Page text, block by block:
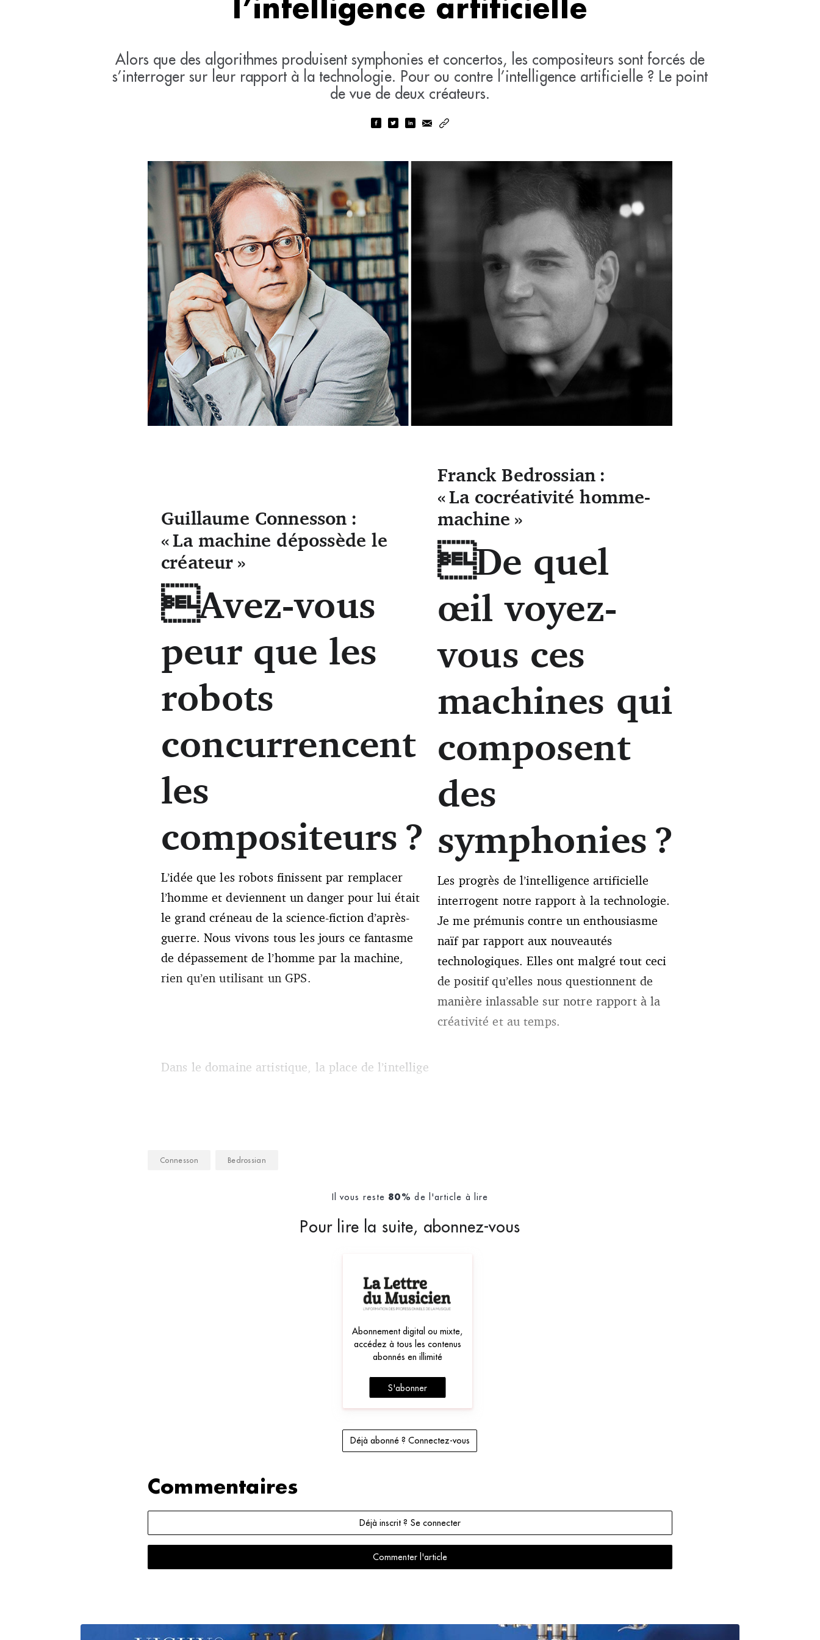
l’intelligence artificielle
Alors que des algorithmes produisent symphonies et concertos, les compositeurs sont forcés de
s’interroger sur leur rapport à la technologie. Pour ou contre l’intelligence artificielle ? Le point
de vue de deux créateurs.
Guillaume Connesson :
« La machine dépossède le
créateur »
Avez-vous
peur que les
robots
concurrencent
les
compositeurs ?
L’idée que les robots finissent par remplacer
l’homme et deviennent un danger pour lui était
le grand créneau de la science-fiction d’après-
guerre. Nous vivons tous les jours ce fantasme
de dépassement de l’homme par la machine,
rien qu’en utilisant un GPS.
Franck Bedrossian :
« La cocréativité homme-
machine »
De quel
œil voyez-
vous ces
machines qui
composent
des
symphonies ?
Les progrès de l’intelligence artificielle
interrogent notre rapport à la technologie.
Je me prémunis contre un enthousiasme
naïf par rapport aux nouveautés
technologiques. Elles ont malgré tout ceci
de positif qu’elles nous questionnent de
manière inlassable sur notre rapport à la
créativité et au temps.
Dans le domaine artistique, la place de l’intellige
Connesson Bedrossian
Il vous reste 80% de l'article à lire
Pour lire la suite, abonnez-vous
Abonnement digital ou mixte,
accédez à tous les contenus
abonnés en illimité
S'abonner
Déjà abonné ? Connectez-vous
Commentaires
Déjà inscrit ? Se connecter
Commenter l'article